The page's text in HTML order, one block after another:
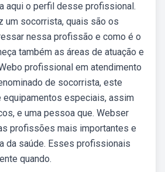
aqui o perfil desse profissional.
um socorrista, quais são os
nessa profissão e como é o
também as áreas de atuação e
profissional em atendimento
de socorrista, este
equipamentos especiais, assim
e uma pessoa que. Webser
profissões mais importantes e
da saúde. Esses profissionais
quando.